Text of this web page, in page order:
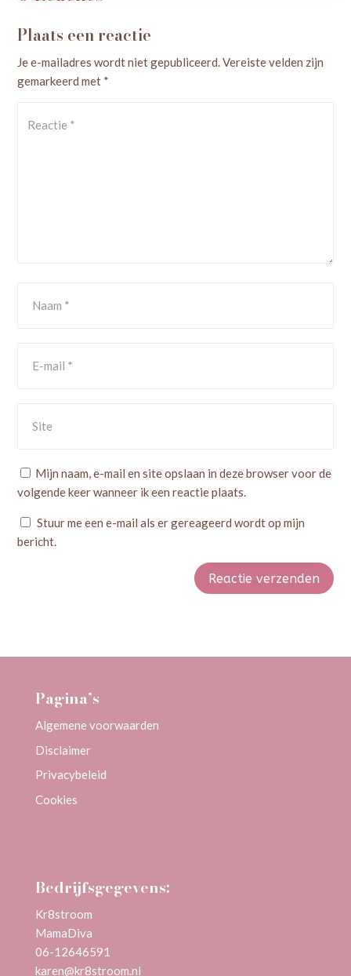
Plaats een reactie
Je e-mailadres wordt niet gepubliceerd.Vereiste velden zijn
gemarkeerd met *
Mijn naam, e-mail en site opslaan in deze browser voor de
volgende keer wanneer ik een reactie plaats.
Stuur me een e-mail als er gereageerd wordt op mijn
bericht.
Reactie verzenden
Pagina’s
Algemene voorwaarden
Disclaimer
Privacybeleid
Cookies
Bedrijfsgegevens:
Kr8stroom
MamaDiva
06-12646591
karen@kr8stroom.nl